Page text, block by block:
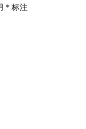
* 标注